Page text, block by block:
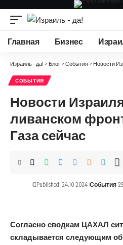
Главная Бизнес
Израиль - да! > Блог > События > Новости
СОБЫТИЯ
Новости
ливанском
Газа сейчас
Published: 24.10.2024 События
Согласно сводкам ЦАХАЛ
складывается следующим